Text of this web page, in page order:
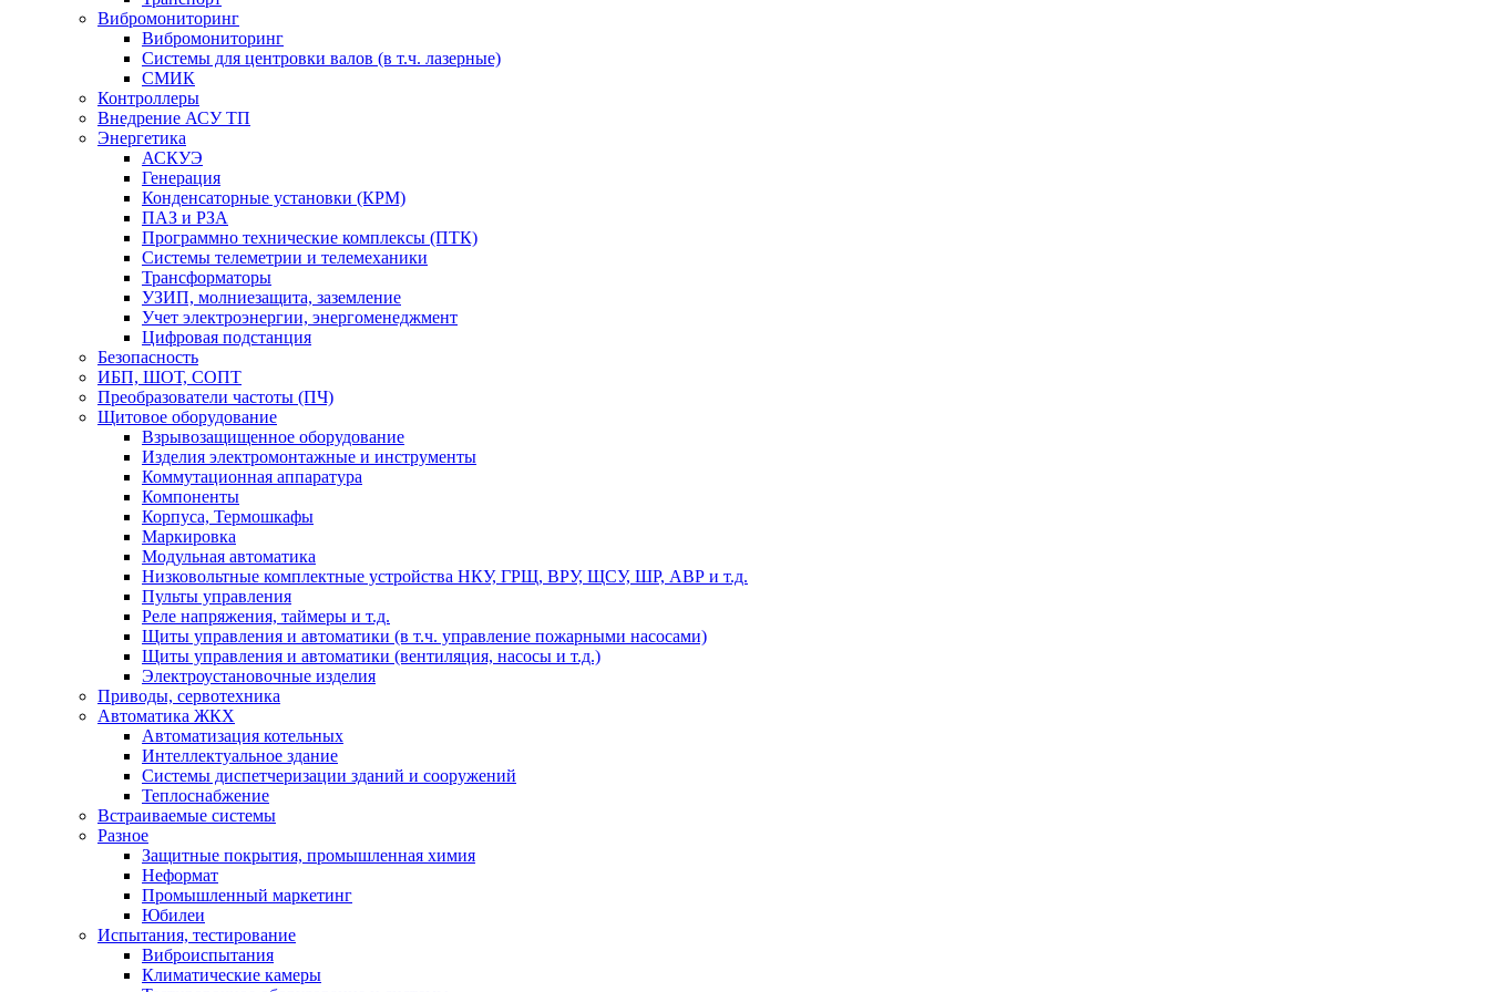
Вибромониторинг
Вибромониторинг
Системы для центровки валов (в т.ч. лазерные)
СМИК
Контроллеры
Внедрение АСУ ТП
Энергетика
АСКУЭ
Генерация
Конденсаторные установки (КРМ)
ПАЗ и РЗА
Программно технические комплексы (ПТК)
Системы телеметрии и телемеханики
Трансформаторы
УЗИП, молниезащита, заземление
Учет электроэнергии, энергоменеджмент
Цифровая подстанция
Безопасность
ИБП, ШОТ, СОПТ
Преобразователи частоты (ПЧ)
Щитовое оборудование
Взрывозащищенное оборудование
Изделия электромонтажные и инструменты
Коммутационная аппаратура
Компоненты
Корпуса, Термошкафы
Маркировка
Модульная автоматика
Низковольтные комплектные устройства НКУ, ГРЩ, ВРУ, ЩСУ, ШР, АВР и т.д.
Пульты управления
Реле напряжения, таймеры и т.д.
Щиты управления и автоматики (в т.ч. управление пожарными насосами)
Щиты управления и автоматики (вентиляция, насосы и т.д.)
Электроустановочные изделия
Приводы, сервотехника
Автоматика ЖКХ
Автоматизация котельных
Интеллектуальное здание
Системы диспетчеризации зданий и сооружений
Теплоснабжение
Встраиваемые системы
Разное
Защитные покрытия, промышленная химия
Неформат
Промышленный маркетинг
Юбилеи
Испытания, тестирование
Виброиспытания
Климатические камеры